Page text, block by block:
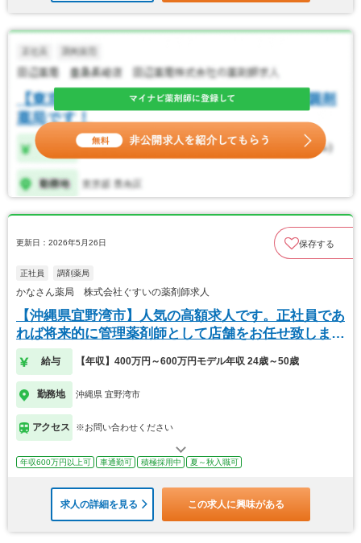
更新日：2026年5月26日 保存する
正社員 調剤薬局
かなさん薬局 株式会社ぐすいの薬剤師求人
【沖縄県宜野湾市】人気の高額求人です。正社員であ
れば将来的に管理薬剤師として店舗をお任せ致しま
す。
給与 【年収】400万円～600万円モデル年収 24歳～50歳
勤務地 沖縄県 宜野湾市
アクセス ※お問い合わせください
年収600万円以上可 車通勤可 積極採用中 夏～秋入職可
求人の詳細を見る この求人に興味がある